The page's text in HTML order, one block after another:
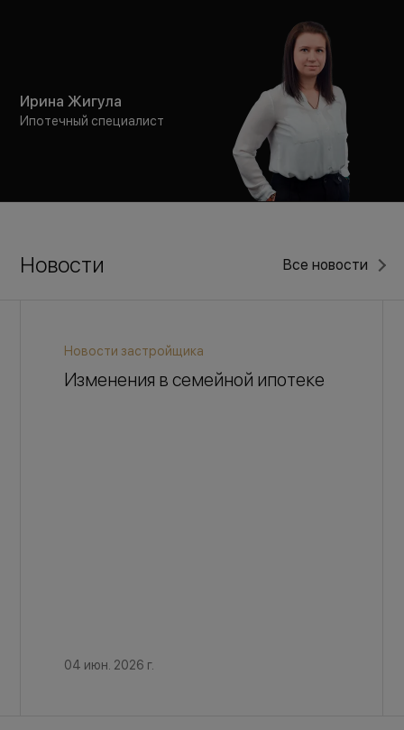
Ирина Жигула
Ипотечный специалист
Новости Все новости
Новости застройщика
Изменения в семейной ипотеке
04 июн. 2026 г.